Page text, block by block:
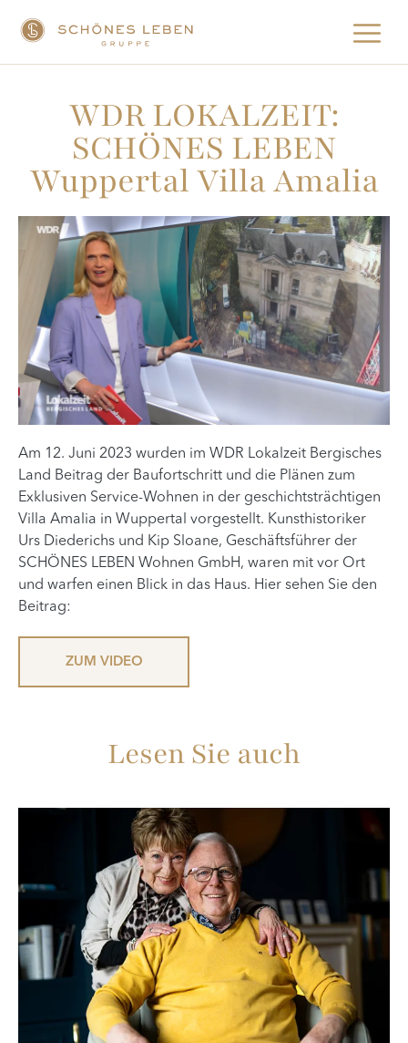
WDR LOKALZEIT:
SCHÖNES LEBEN
Wuppertal Villa Amalia
Am 12. Juni 2023 wurden im WDR Lokalzeit Bergisches
Land Beitrag der Baufortschritt und die Plänen zum
Exklusiven Service-Wohnen in der geschichtsträchtigen
Villa Amalia in Wuppertal vorgestellt. Kunsthistoriker
Urs Diederichs und Kip Sloane, Geschäftsführer der
SCHÖNES LEBEN Wohnen GmbH, waren mit vor Ort
und warfen einen Blick in das Haus. Hier sehen Sie den
Beitrag:
ZUM VIDEO
Lesen Sie auch